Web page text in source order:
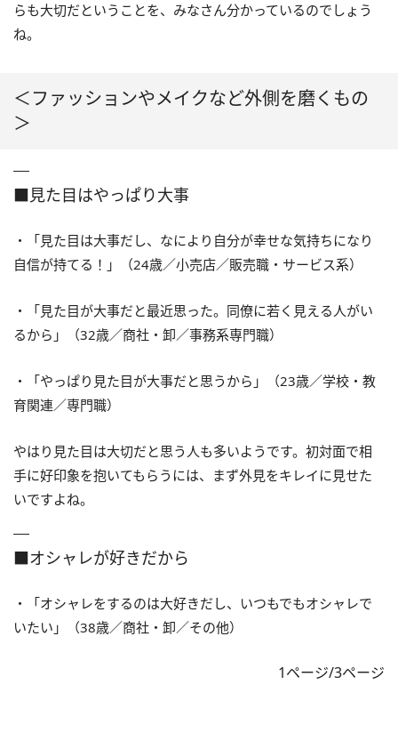
らも大切だということを、みなさん分かっているのでしょう
ね。
＜ファッションやメイクなど外側を磨くもの
＞
■見た目はやっぱり大事
・「見た目は大事だし、なにより自分が幸せな気持ちになり
自信が持てる！」（24歳／小売店／販売職・サービス系）
・「見た目が大事だと最近思った。同僚に若く見える人がい
るから」（32歳／商社・卸／事務系専門職）
・「やっぱり見た目が大事だと思うから」（23歳／学校・教
育関連／専門職）
やはり見た目は大切だと思う人も多いようです。初対面で相
手に好印象を抱いてもらうには、まず外見をキレイに見せた
いですよね。
■オシャレが好きだから
・「オシャレをするのは大好きだし、いつもでもオシャレで
いたい」（38歳／商社・卸／その他）
1ページ/3ページ